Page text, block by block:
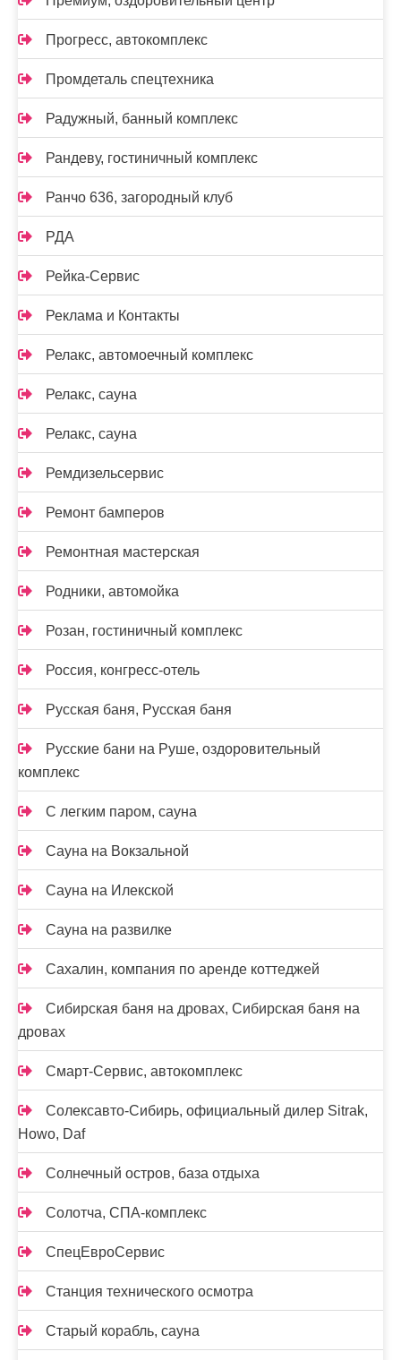
Прогресс, автокомплекс
Промдеталь спецтехника
Радужный, банный комплекс
Рандеву, гостиничный комплекс
Ранчо 636, загородный клуб
РДА
Рейка-Сервис
Реклама и Контакты
Релакс, автомоечный комплекс
Релакс, сауна
Релакс, сауна
Ремдизельсервис
Ремонт бамперов
Ремонтная мастерская
Родники, автомойка
Розан, гостиничный комплекс
Россия, конгресс-отель
Русская баня, Русская баня
Русские бани на Руше, оздоровительный
комплекс
С легким паром, сауна
Сауна на Вокзальной
Сауна на Илекской
Сауна на развилке
Сахалин, компания по аренде коттеджей
Сибирская баня на дровах, Сибирская баня на
дровах
Смарт-Сервис, автокомплекс
Солексавто-Сибирь, официальный дилер Sitrak,
Howo, Daf
Солнечный остров, база отдыха
Солотча, СПА-комплекс
СпецЕвроСервис
Станция технического осмотра
Старый корабль, сауна